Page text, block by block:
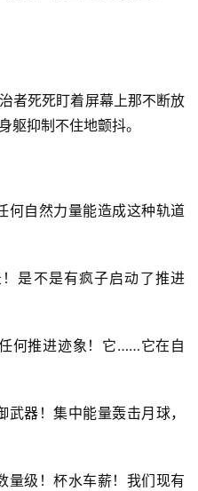
者死死盯着屏幕上那不断放
躯抑制不住地颤抖。
何自然力量能造成这种轨道
是不是有疯子启动了推进
何推进迹象！它……它在自
器！集中能量轰击月球，
量级！杯水车薪！我们现有